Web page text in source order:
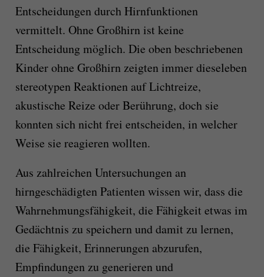
Entscheidungen durch Hirnfunktionen
vermittelt. Ohne Großhirn ist keine
Entscheidung möglich. Die oben beschriebenen
Kinder ohne Großhirn zeigten immer dieseleben
stereotypen Reaktionen auf Lichtreize,
akustische Reize oder Berührung, doch sie
konnten sich nicht frei entscheiden, in welcher
Weise sie reagieren wollten.
Aus zahlreichen Untersuchungen an
hirngeschädigten Patienten wissen wir, dass die
Wahrnehmungsfähigkeit, die Fähigkeit etwas im
Gedächtnis zu speichern und damit zu lernen,
die Fähigkeit, Erinnerungen abzurufen,
Empfindungen zu generieren und